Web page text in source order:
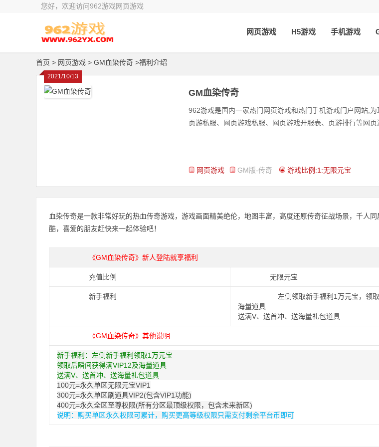
您好，欢迎访问962游戏网页游戏
网页游戏 H5游戏 手机游戏
首页 > 网页游戏 > GM血染传奇 >福利介绍
2021/10/13
GM血染传奇
962游戏是国内一家热门网页游戏和热门手机游戏门户网站,为
页游私服、网页游戏私服、网页游戏开服表、页游排行等网页
网页游戏 GM版-传奇 游戏比例:1:无限元宝
血染传奇是一款非常好玩的热血传奇游戏，游戏画面精美绝伦，地图丰富，高度还原传奇征战场景，千人
酷，喜爱的朋友赶快来一起体验吧！
《GM血染传奇》新人登陆就享福利
充值比例 无限元宝
新手福利
左侧领取新手福利1万元宝，领取后
海量道具
送满V、送首冲、送海量礼包道具
《GM血染传奇》其他说明
新手福利：左侧新手福利领取1万元宝
领取后瞬间获得满VIP12及海量道具
送满V、送首冲、送海量礼包道具
100元=永久单区无限元宝VIP1
300元=永久单区刷道具VIP2(包含VIP1功能)
400元=永久全区至尊权限(所有分区最顶级权限，包含未来新区)
说明：购买单区永久权限可累计，购买更高等级权限只需支付剩余平台币即可